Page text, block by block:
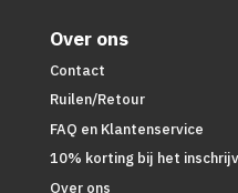
Over ons
Contact
Ruilen/Retour
FAQ en Klantenservice
10% korting bij het
Over ons